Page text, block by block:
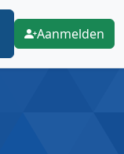
Aanmelden